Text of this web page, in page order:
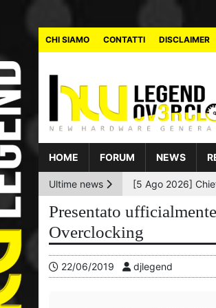
CHI SIAMO CONTATTI DISCLAIMER
HOME FORUM NEWS
Ultime news
Presentato
Overclocking
22/06/2019 djlegend